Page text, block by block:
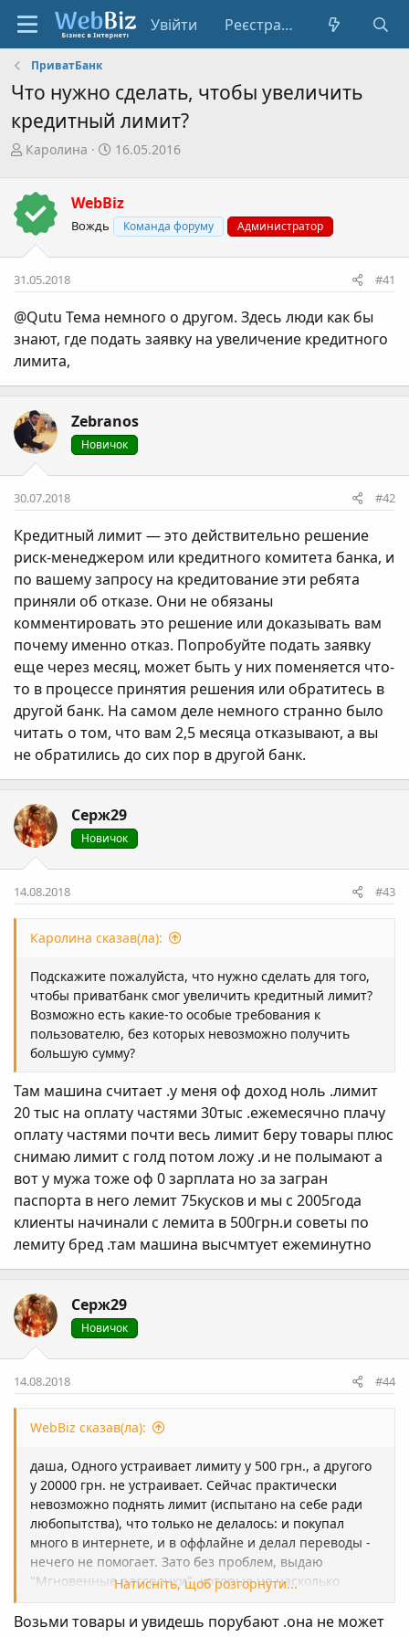
Увійти Реєстрація
ПриватБанк
Что нужно сделать, чтобы увеличить
кредитный лимит?
А
р
м
Каролина
Д
а
с
в
е
н
16.05.2016
WebBiz
Вождь Команда форуму Администратор
31.05.2018 #41
@Qutu Тема немного о другом. Здесь люди как бы
знают, где подать заявку на увеличение кредитного
лимита,
Zebranos
Новичок
30.07.2018 #42
Кредитный лимит — это действительно решение
риск-менеджером или кредитного комитета банка, и
по вашему запросу на кредитование эти ребята
приняли об отказе. Они не обязаны
комментировать это решение или доказывать вам
почему именно отказ. Попробуйте подать заявку
еще через месяц, может быть у них поменяется что-
то в процессе принятия решения или обратитесь в
другой банк. На самом деле немного странно было
читать о том, что вам 2,5 месяца отказывают, а вы
не обратились до сих пор в другой банк.
Серж29
Новичок
14.08.2018 #43
Каролина сказав(ла):
Подскажите пожалуйста, что нужно сделать для того,
чтобы приватбанк смог увеличить кредитный лимит?
Возможно есть какие-то особые требования к
пользователю, без которых невозможно получить
большую сумму?
Там машина считает .у меня оф доход ноль .лимит
20 тыс на оплату частями 30тыс .ежемесячно плачу
оплату частями почти весь лимит беру товары плюс
снимаю лимит с голд потом ложу .и не полымают а
вот у мужа тоже оф 0 зарплата но за загран
паспорта в него лемит 75кусков и мы с 2005года
клиенты начинали с лемита в 500грн.и советы по
лемиту бред .там машина высчмтует ежеминутно
Серж29
Новичок
14.08.2018 #44
WebBiz сказав(ла):
даша, Одного устраивает лимиту у 500 грн., а другого
у 20000 грн. не устраивает. Сейчас практически
невозможно поднять лимит (испытано на себе ради
любопытства), что только не делалось: и покупал
много в интернете, и в оффлайне и делал переводы -
нечего не помогает. Зато без проблем, выдаю
"Мгновенные рассрочки", которые не насколько
Натисніть, щоб розгорнути...
Возьми товары и увидешь порубают .она не может